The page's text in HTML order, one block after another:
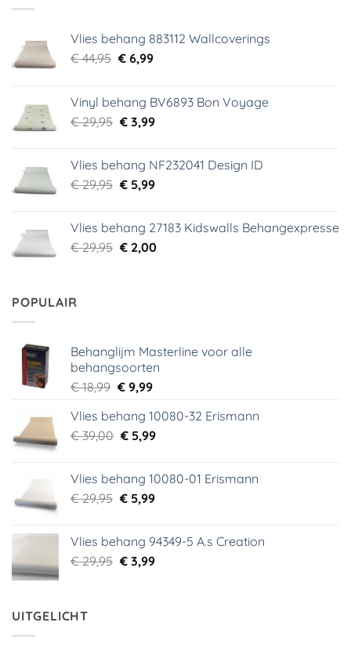
Vlies behang 883112 Wallcoverings
€44,95 Oorspronkelijke
€ 44,95.
€6,99Huidige
€ 6,99.
Vinyl behang BV6893 Bon Voyage
€29,95 Oorspronkelijke
€ 29,95.
€3,99Huidige
€ 3,99.
Vlies behang NF232041 Design ID
€29,95 Oorspronkelijke
€ 29,95.
€5,99Huidige
€ 5,99.
Vlies behang 27183 Kidswalls Behangexpresse
€29,95 Oorspronkelijke
€2,00Huidige
POPULAIR
Behanglijm Masterline voor alle
behangsoorten
€18,99 Oorspronkelijke
was:
€ 18,99.
€9,99Huidige
is:
€ 9,99.
Vlies behang 10080-32 Erismann
€39,00 Oorspronkelijke
€ 39,00.
€5,99Huidige
€ 5,99.
Vlies behang 10080-01 Erismann
€29,95 Oorspronkelijke
€ 29,95.
€5,99Huidige
€ 5,99.
Vlies behang 94349-5 A.s Creation
€29,95 Oorspronkelijke
€3,99Huidige
UITGELICHT